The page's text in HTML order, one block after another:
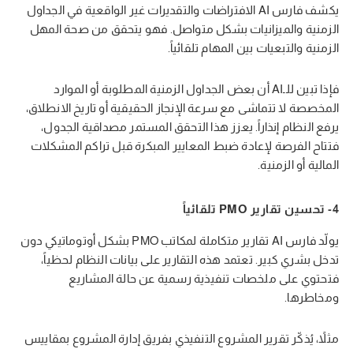
يكشف فارس AI الافتراضات والتقديرات غير الواقعية في الجداول
الزمنية والميزانيات بشكل متواصل. فهو يتحقق من صحة المهل
الزمنية والتبعيات بين المهام تلقائياً.
فإذا تبين للـAI أن بعض الجداول الزمنية المطلوبة أو الموارد
المخصصة لا تتماشى مع سرعة الإنجاز الحقيقية أو تاريخ الانطلاق،
يرفع النظام إنذاراً. يعزز هذا التحقق المستمر مصداقية الجدول،
فتتاح الفرصة لإعادة ضبط المعايير المبكرة قبل تراكم المشكلات
المالية أو الزمنية.
4- تحسين تقارير PMO تلقائياً
يولّد فارس AI تقارير متكاملة لمكاتب PMO بشكل أوتوماتيكي دون
تدخل بشري كبير. تعتمد هذه التقارير على بيانات النظام لحظياً،
فتحتوي على ملخصات تنفيذية رسمية عن حالة المشاريع
ومخاطرها.
مثلاً، يُذكّر تقرير المشروع التنفيذي بفريق إدارة المشروع بمقاييس